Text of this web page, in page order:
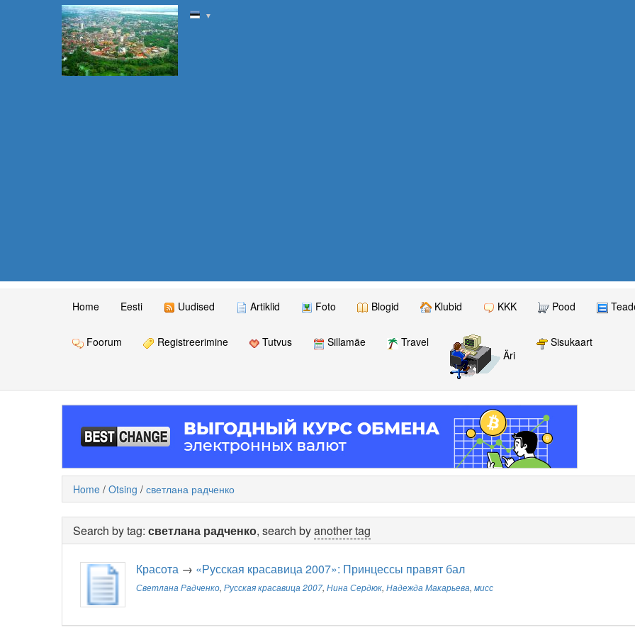
▼
Home Eesti Uudised Artiklid Foto Blogid Klubid KKK Pood
Foorum Registreerimine Tutvus Sillamäe
Travel
Äri
Sisukaart
Home / Otsing / светлана радченко
Search by tag: светлана радченко, search byanother tag
Красота → «Русская красавица 2007»: Принцессы правят бал
Светлана Радченко, Русская красавица 2007, Нина Сердюк, Надежда Макарьева, мисс